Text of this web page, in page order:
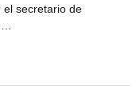
el secretario de
…